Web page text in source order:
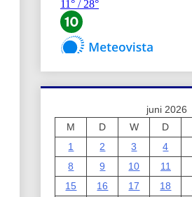
juni 2026
M
D W D
1
2 3 4
8
9 10 11
15
16 17 18